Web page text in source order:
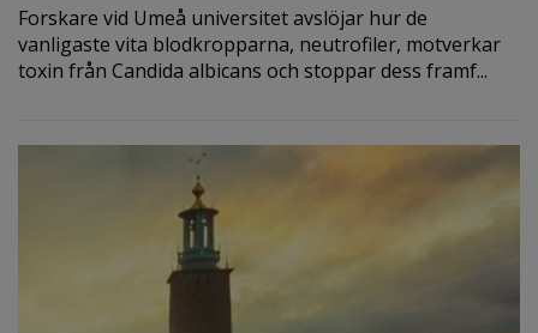
Forskare vid Umeå universitet avslöjar hur de
vanligaste vita blodkropparna, neutrofiler, motverkar
toxin från Candida albicans och stoppar dess framf...